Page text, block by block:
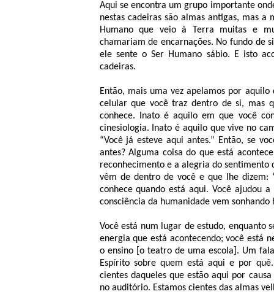
Aqui se encontra um grupo importante
nestas cadeiras são almas antigas, mas
Humano que veio à Terra muitas e
chamariam de encarnações. No fundo de
ele sente o Ser Humano sábio. E isto
cadeiras.
Então, mais uma vez apelamos por
celular que você traz dentro de si, mas
conhece. Inato é aquilo em que você
cinesiologia. Inato é aquilo que vive no
“Você já esteve aqui antes.” Então, se
antes? Alguma coisa do que está
reconhecimento e a alegria do sentimento
vêm de dentro de você e que lhe dizem:
conhece quando está aqui. Você ajudou
consciência da humanidade vem
Você está num lugar de estudo, enquanto
energia que está acontecendo; você está
o ensino [o teatro de uma escola]. Um
Espírito sobre quem está aqui e por
cientes daqueles que estão aqui por
no auditório. Estamos cientes das almas